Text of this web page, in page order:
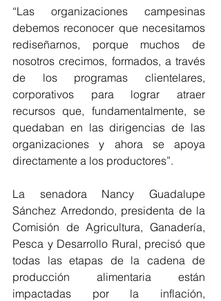
“Las organizaciones campesinas
debemos reconocer que necesitamos
rediseñarnos, porque muchos de
nosotros crecimos, formados, a través
de los programas clientelares,
corporativos para lograr atraer
recursos que, fundamentalmente, se
quedaban en las dirigencias de las
organizaciones y ahora se apoya
directamente a los productores”.
La senadora Nancy Guadalupe
Sánchez Arredondo, presidenta de la
Comisión de Agricultura, Ganadería,
Pesca y Desarrollo Rural, precisó que
todas las etapas de la cadena de
producción alimentaria están
impactadas por la inflación,